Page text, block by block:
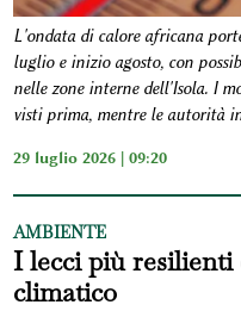
L'ondata di calore africana
luglio e inizio agosto, con
nelle zone interne dell'Isola. I
visti prima, mentre le autorità
29 luglio 2026 | 09:20
AMBIENTE
I lecci più resilienti
climatico